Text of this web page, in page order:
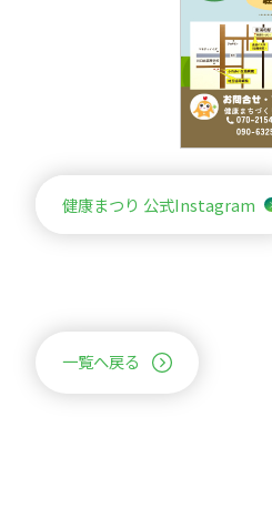
健康まつり 公式Instagram
一覧へ戻る